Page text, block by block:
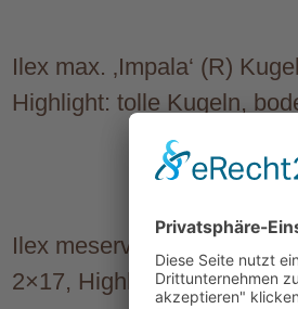
Ilex max. ‚Impala‘ (R)
Highlight: tolle Kugeln,
Ilex meserveae
2×17, Highlight: sehr